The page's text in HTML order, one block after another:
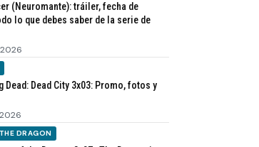
(Neuromante): tráiler, fecha de
lo que debes saber de la serie de
Dead: Dead City 3x03: Promo, fotos y
DRAGON